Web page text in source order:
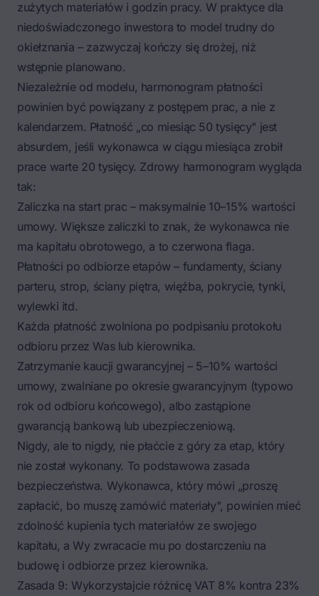
zużytych materiałów i godzin pracy. W praktyce dla
niedoświadczonego inwestora to model trudny do
okiełznania – zazwyczaj kończy się drożej, niż
wstępnie planowano.
Niezależnie od modelu, harmonogram płatności
powinien być powiązany z postępem prac, a nie z
kalendarzem. Płatność „co miesiąc 50 tysięcy" jest
absurdem, jeśli wykonawca w ciągu miesiąca zrobił
prace warte 20 tysięcy. Zdrowy harmonogram wygląda
tak:
Zaliczka na start prac – maksymalnie 10–15% wartości
umowy. Większe zaliczki to znak, że wykonawca nie
ma kapitału obrotowego, a to czerwona flaga.
Płatności po odbiorze etapów – fundamenty, ściany
parteru, strop, ściany piętra, więźba, pokrycie, tynki,
wylewki itd.
Każda płatność zwolniona po podpisaniu protokołu
odbioru przez Was lub kierownika.
Zatrzymanie kaucji gwarancyjnej – 5–10% wartości
umowy, zwalniane po okresie gwarancyjnym (typowo
rok od odbioru końcowego), albo zastąpione
gwarancją bankową lub ubezpieczeniową.
Nigdy, ale to nigdy, nie płaćcie z góry za etap, który
nie został wykonany. To podstawowa zasada
bezpieczeństwa. Wykonawca, który mówi „proszę
zapłacić, bo muszę zamówić materiały", powinien mieć
zdolność kupienia tych materiałów ze swojego
kapitału, a Wy zwracacie mu po dostarczeniu na
budowę i odbiorze przez kierownika.
Zasada 9: Wykorzystajcie różnicę VAT 8% kontra 23%